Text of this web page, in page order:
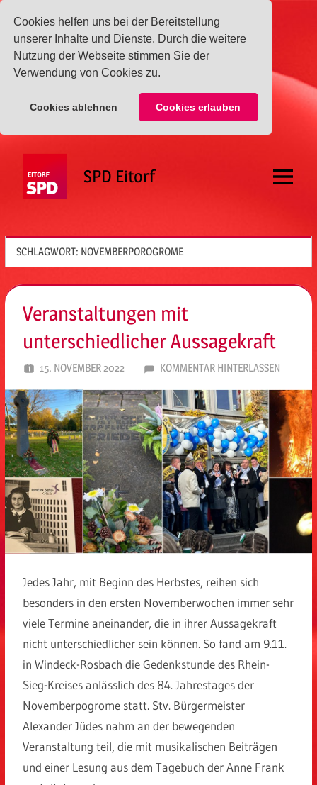
Cookies helfen uns bei der Bereitstellung
unserer Inhalte und Dienste. Durch die weitere
Nutzung der Webseite stimmen Sie der
Verwendung von Cookies zu.
Cookies ablehnen Cookies erlauben
springen
SPD Eitorf Menü
SCHLAGWORT: NOVEMBERPOROGROME
Veranstaltungen mit
unterschiedlicher Aussagekraft
15. NOVEMBER 2022 SPD EITORF
KOMMENTAR HINTERLASSEN
Jedes Jahr, mit Beginn des Herbstes, reihen sich
besonders in den ersten Novemberwochen immer sehr
viele Termine aneinander, die in ihrer Aussagekraft
nicht unterschiedlicher sein können. So fand am 9.11.
in Windeck-Rosbach die Gedenkstunde des Rhein-
Sieg-Kreises anlässlich des 84. Jahrestages der
Novemberpogrome statt. Stv. Bürgermeister
Alexander Jüdes nahm an der bewegenden
Veranstaltung teil, die mit musikalischen Beiträgen
und einer Lesung aus dem Tagebuch der Anne Frank